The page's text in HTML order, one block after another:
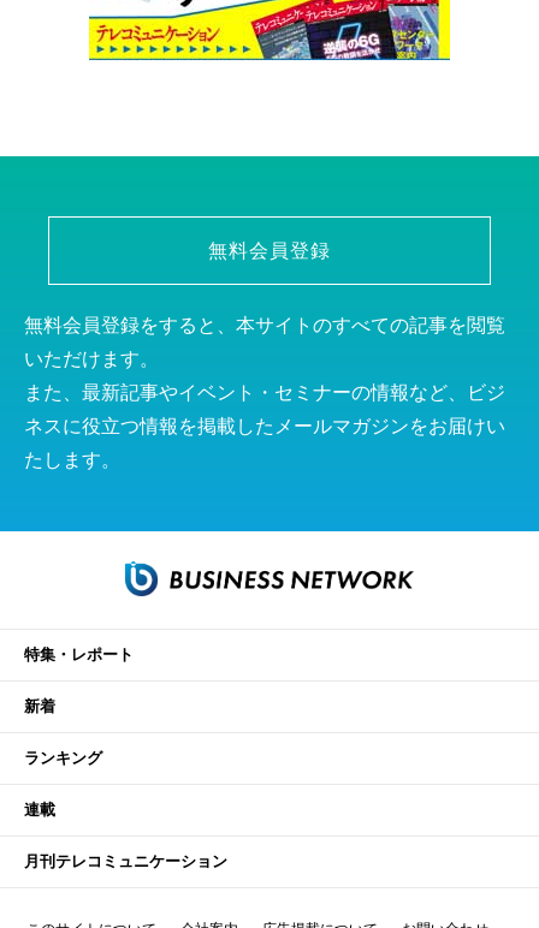
無料会員登録
無料会員登録をすると、本サイトのすべての記事を閲覧
いただけます。
また、最新記事やイベント・セミナーの情報など、ビジ
ネスに役立つ情報を掲載したメールマガジンをお届けい
たします。
特集・レポート
新着
ランキング
連載
月刊テレコミュニケーション